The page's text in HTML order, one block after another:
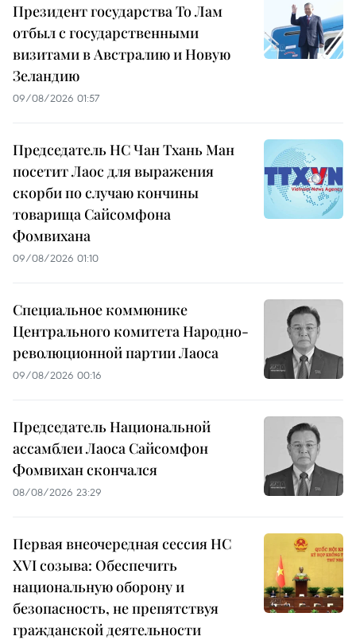
Президент государства То Лам
отбыл с государственными
визитами в Австралию и Новую
Зеландию
09/08/2026 01:57
Председатель НС Чан Тхань Ман
посетит Лаос для выражения
скорби по случаю кончины
товарища Сайсомфона
Фомвихана
09/08/2026 01:10
Специальное коммюнике
Центрального комитета Народно-
революционной партии Лаоса
09/08/2026 00:16
Председатель Национальной
ассамблеи Лаоса Сайсомфон
Фомвихан скончался
08/08/2026 23:29
Первая внеочередная сессия НС
XVI созыва: Обеспечить
национальную оборону и
безопасность, не препятствуя
гражданской деятельности